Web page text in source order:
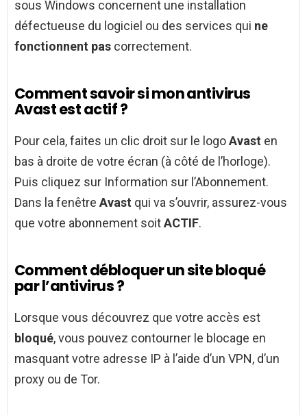
sous Windows concernent une installation
défectueuse du logiciel ou des services qui ne
fonctionnent pas correctement.
Comment savoir si mon antivirus
Avast est actif ?
Pour cela, faites un clic droit sur le logoAvast en
bas à droite de votre écran (à côté de l’horloge).
Puis cliquez sur Information sur l’Abonnement.
Dans la fenêtre Avast qui va s’ouvrir, assurez-vous
que votre abonnement soitACTIF.
Comment débloquer un site bloqué
par l’antivirus ?
Lorsque vous découvrez que votre accès est
bloqué, vous pouvez contourner le blocage en
masquant votre adresse IP à l’aide d’un VPN, d’un
proxy ou de Tor.